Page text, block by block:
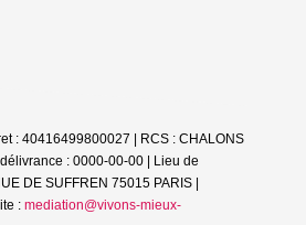
: 40416499800027 | RCS : CHALONS
: 0000-00-00 | Lieu de
DE SUFFREN 75015 PARIS |
: mediation@vivons-mieux-